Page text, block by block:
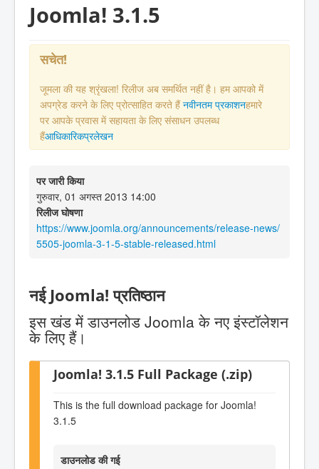
Joomla! 3.1.5
सचेत!
जूमला की यह श्रृंखला! रिलीज अब समर्थित नहीं है। हम आपको में
अपग्रेड करने के लिए प्रोत्साहित करते हैंनवीनतम प्रकाशनहमारे
पर आपके प्रवास में सहायता के लिए संसाधन उपलब्ध
हैंआधिकारिकप्रलेखन
पर जारी किया
गुरुवार, 01 अगस्त 2013 14:00
रिलीज घोषणा
https://www.joomla.org/announcements/release-news/
5505-joomla-3-1-5-stable-released.html
नई Joomla! प्रतिष्ठान
इस खंड में डाउनलोड Joomla के नए इंस्टॉलेशन
के लिए हैं।
Joomla! 3.1.5 Full Package (.zip)
This is the full download package for Joomla!
3.1.5
डाउनलोड की गई